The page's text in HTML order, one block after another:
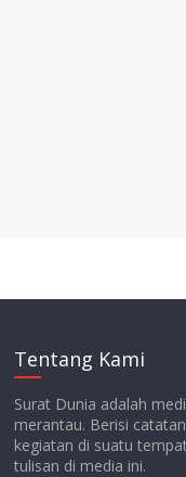
Tentang Kami
Surat Dunia adalah
merantau. Berisi
kegiatan di suatu
tulisan di media ini.